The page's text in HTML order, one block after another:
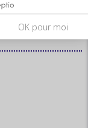
OK pour moi